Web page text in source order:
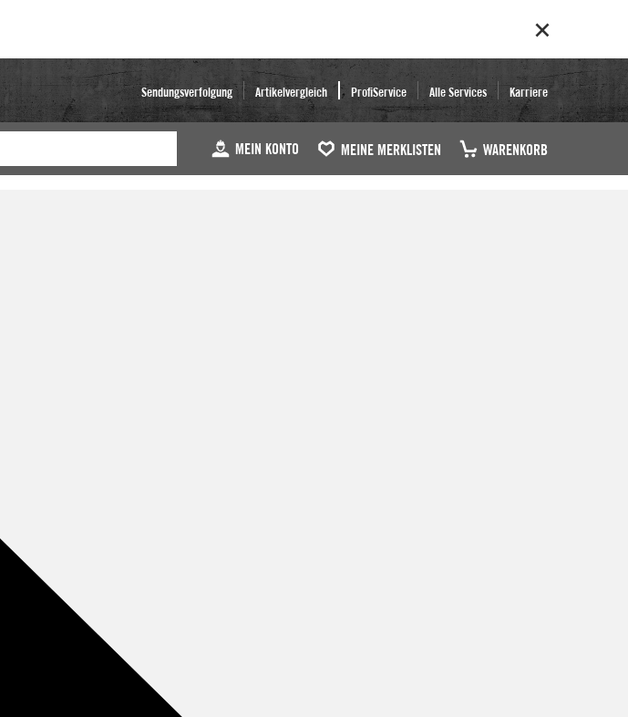
Sendungsverfolgung Artikelvergleich ProfiService Alle Services Karriere
MEIN KONTO MEINE MERKLISTEN WARENKORB